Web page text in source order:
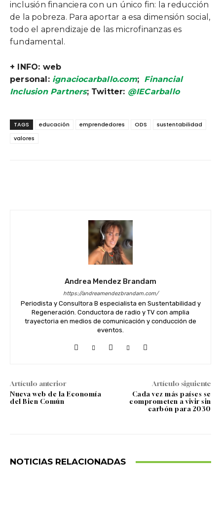
inclusión financiera con un único fin: la reducción
de la pobreza. Para aportar a esa dimensión social,
todo el aprendizaje de las microfinanzas es
fundamental.
+ INFO: web
personal: ignaciocarballo.com; Financial
Inclusion Partners; Twitter: @IECarballo
TAGS educación emprendedores ODS
sustentabilidad
valores
Andrea Mendez Brandam
https://andreamendezbrandam.com/
Periodista y Consultora B especialista en Sustentabilidad y
Regeneración. Conductora de radio y TV con amplia
trayectoria en medios de comunicación y conducción de
eventos.
Artículo anterior
Nueva web de la Economía
del Bien Común
Artículo siguiente
Cada vez más países se
comprometen a vivir sin
carbón para 2030
NOTICIAS RELACIONADAS